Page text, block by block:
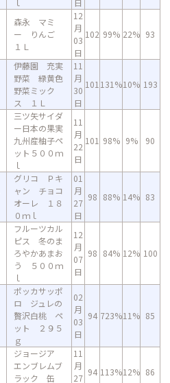
ｌ
日
森永 マミ
ー りんご
１Ｌ
12
月
03
日
102 99% 22% 93
伊藤園 充実
野菜 緑黄色
野菜ミック
ス １Ｌ
11
月
30
日
101 131%10% 193
三ツ矢サイダ
ー日本の果実
九州産柚子ペ
ット５００ｍ
ｌ
11
月
22
日
101 98% 9% 90
グリコ Ｐキ
ャン チョコ
オーレ １８
０ｍｌ
01
月
27
日
98 88% 14% 83
フルーツカル
ピス 冬のま
ろやかあまお
う ５００ｍ
ｌ
12
月
07
日
98 84% 12% 100
ポッカサッポ
ロ ジュレの
贅沢白桃 ペ
ット ２９５
ｇ
02
月
03
日
94 723%11% 85
ジョージア
エンブレムブ
ラック 缶
11
月
27
94 113%12% 86